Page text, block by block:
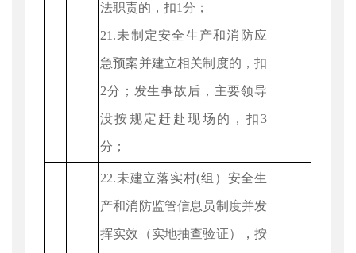
法职责的，扣1分；
21.未制定安全生产和消防应
急预案并建立相关制度的，扣
2分；发生事故后，主要领导
没按规定赶赴现场的，扣3
分；
22.未建立落实村(组）安全生
产和消防监管信息员制度并发
挥实效（实地抽查验证），按